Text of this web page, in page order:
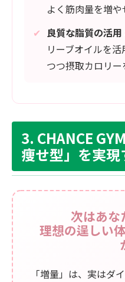
よく筋肉量を増や
✔ 良質な脂質の活用
リーブオイルを
つつ摂取カロリー
3. CHANCE
痩せ型」を実現
次はあな
理想の逞しい
「増量」は、実はダ